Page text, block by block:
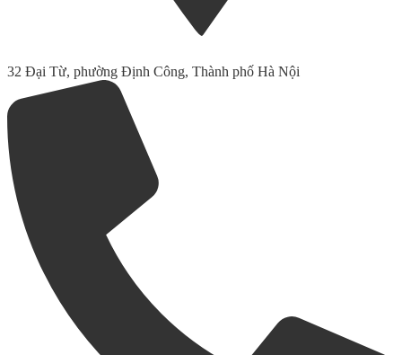
32 Đại Từ, phường Định Công, Thành phố Hà Nội